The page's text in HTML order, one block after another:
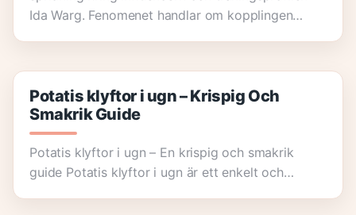
Ida Warg. Fenomenet handlar om kopplingen…
Potatis klyftor i ugn – Krispig Och
Smakrik Guide
Potatis klyftor i ugn – En krispig och smakrik
guide Potatis klyftor i ugn är ett enkelt och…